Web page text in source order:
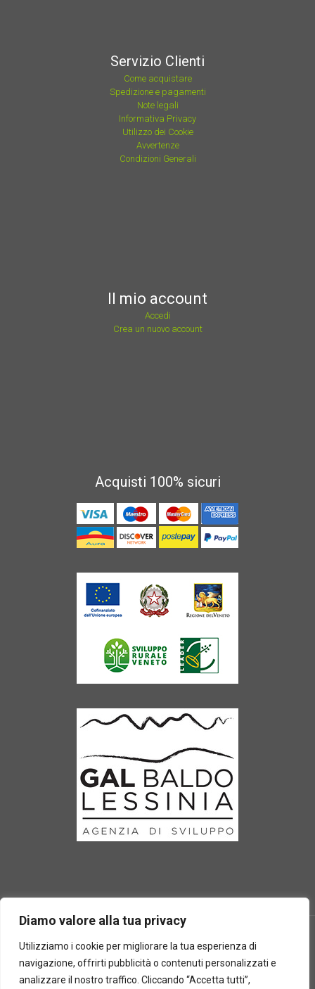
Diamo valore alla tua privacy
Utilizziamo i cookie per migliorare la tua esperienza di
navigazione, offrirti pubblicità o contenuti personalizzati e
analizzare il nostro traffico. Cliccando “Accetta tutti”,
Servizio Clienti
Come acquistare
Spedizione e pagamenti
Note legali
Informativa Privacy
Utilizzo dei Cookie
Avvertenze
Condizioni Generali
Il mio account
Accedi
Crea un nuovo account
Acquisti 100% sicuri
2025 © Laboratorio d'erbe Sauro - P.IVA 05049760233. Tutti i